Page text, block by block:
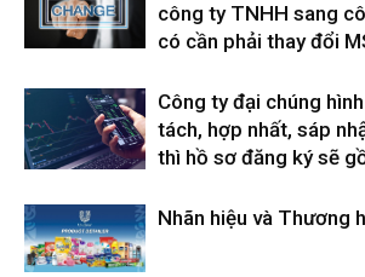
công ty TNHH sang
có cần phải thay đổi
Công ty đại chúng
tách, hợp nhất, sáp
thì hồ sơ đăng ký sẽ
Nhãn hiệu và Thương